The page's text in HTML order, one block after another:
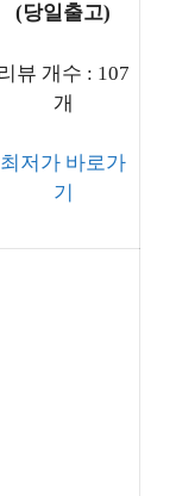
(당일출고)
뷰 개수 : 107
개
최저가 바로가
기